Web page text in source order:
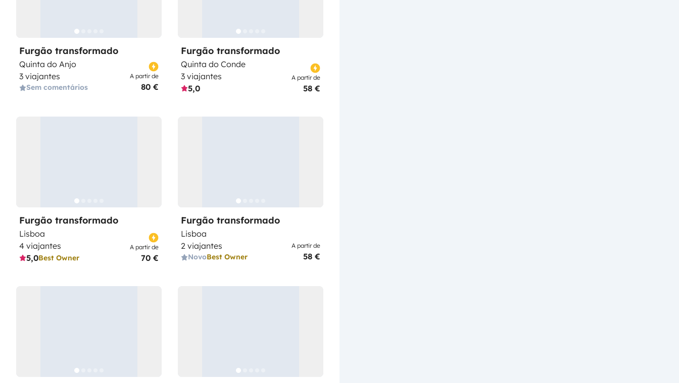
Furgão transformado
Quinta do Anjo
3 viajantes
Sem comentários
A partir de
80 €
Furgão transformado
Quinta do Conde
3 viajantes
5,0
A partir de
58 €
Furgão transformado
Lisboa
4 viajantes
5,0Best Owner
A partir de
70 €
Furgão transformado
Lisboa
2 viajantes
NovoBest Owner
A partir de
58 €